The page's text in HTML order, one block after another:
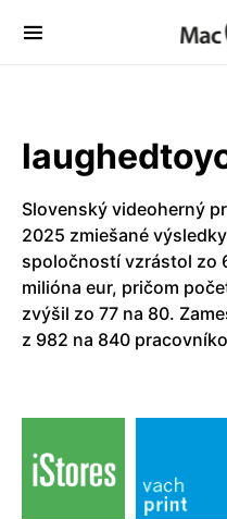
Slovenský videoherný
2025 zmiešané
spoločností vzrástol zo
milióna eur, pričom
zvýšil zo 77 na 80.
z 982 na 840